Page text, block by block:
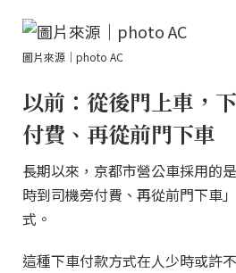
圖片來源｜photo AC
以前：從後門上車，
付費、再從前門下車
長期以來，京都市營公車採用的
時到司機旁付費、再從前門下車
式。
這種下車付款方式在人少時或許